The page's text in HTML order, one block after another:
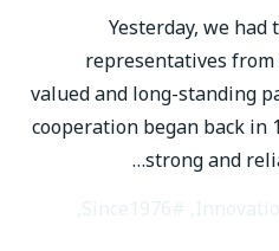
Yesterday, we
representatives
valued and long-standing
cooperation began back in
strong and